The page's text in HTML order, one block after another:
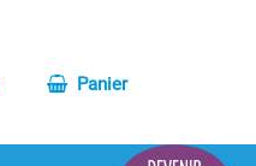
Panier